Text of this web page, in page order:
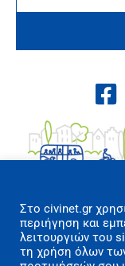
Όροι
Στo civinet.gr
περιήγηση και
λειτουργιών του
τη χρήση όλων